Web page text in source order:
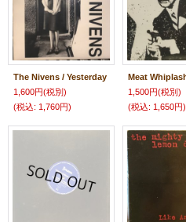
The Nivens / Yesterday
1,600円(税別)
(税込: 1,760円)
1,500円(税別)
(税込: 1,650円)